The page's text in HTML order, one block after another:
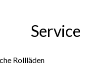
Service
Rollläden